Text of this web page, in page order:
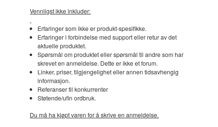
Vennligst ikke inkluder:
Erfaringer som ikke er produkt-spesifikke.
Erfaringer i forbindelse med support eller retur av det
aktuelle produktet.
Spørsmål om produktet eller spørsmål til andre som har
skrevet en anmeldelse. Dette er ikke et forum.
Linker, priser, tilgjengelighet eller annen tidsavhengig
informasjon.
Referanser til konkurrenter
Støtende/ufin ordbruk.
Du må ha kjøpt varen for å skrive en anmeldelse.